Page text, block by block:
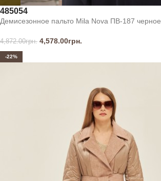
485054
Демисезонное пальто Mila Nova ПВ-187 черное
4,872.00грн. 4,578.00грн.
-22%